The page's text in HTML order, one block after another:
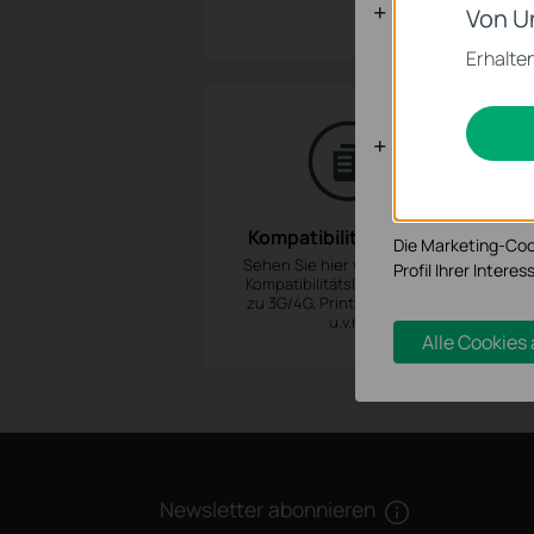
Kompatibilitäts-listen
Sehen Sie hier verschiedene
Kompatibilitätslisten ein, z.B.
zu 3G/4G, Printservern, IPv6,
u.v.m.
Newsletter abonnieren
Von
Diese Cookies
Analyse-
Funktionsweise
Die Marketing-
Profil Ihrer
Alle